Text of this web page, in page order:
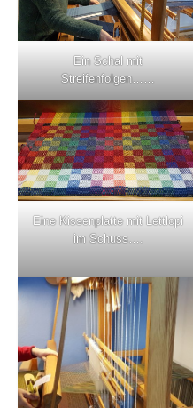
Ein Schal mit
Streifenfolgen……
Eine Kissenplatte mit Lettlopi
im Schuss….